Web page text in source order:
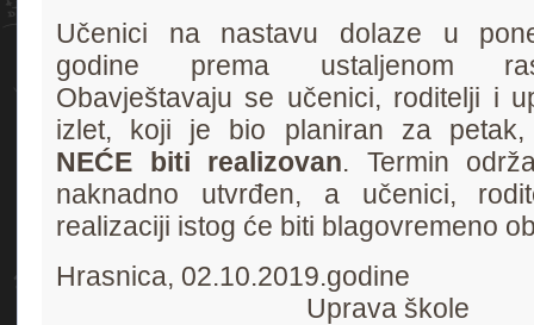
Učenici na nastavu dolaze u
godine prema ustaljenom
Obavještavaju se učenici, roditelji i
izlet, koji je bio planiran za petak,
NEĆE biti realizovan. Termin
naknadno utvrđen, a učenici,
realizaciji istog će biti blagovremeno
Hrasnica,
Uprava škole